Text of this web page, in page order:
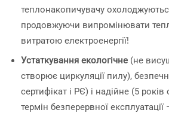
теплонакопичувачу
продовжуючи випромінювати
витратою електроенергії!
Устаткування екологічне (не
створює циркуляції пилу),
сертифікат і РЄ) і надійне (5 років
термін безперервної експлуатації